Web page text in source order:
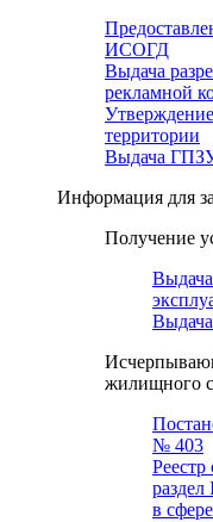
ИСОГД
Выдача
рекламной
территории
Выдача
Информация для
Получение
жилищного
№ 403
в